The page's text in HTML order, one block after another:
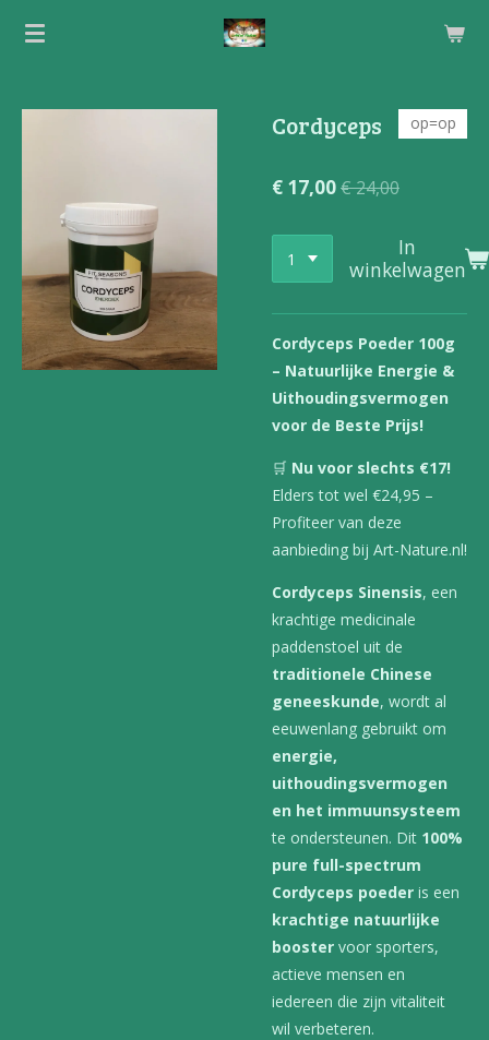
Ga
Cordyceps op=op
€ 17,00€ 24,00
In
winkelwagen
Cordyceps Poeder 100g
– Natuurlijke Energie &
Uithoudingsvermogen
voor de Beste Prijs!
🛒 Nu voor slechts €17!
Elders tot wel €24,95 –
Profiteer van deze
aanbieding bij Art-Nature.nl!
Cordyceps Sinensis, een
krachtige medicinale
paddenstoel uit de
traditionele Chinese
geneeskunde, wordt al
eeuwenlang gebruikt om
energie,
uithoudingsvermogen
en het immuunsysteem
te ondersteunen. Dit 100%
pure full-spectrum
Cordyceps poeder is een
krachtige natuurlijke
booster voor sporters,
actieve mensen en
iedereen die zijn vitaliteit
wil verbeteren.